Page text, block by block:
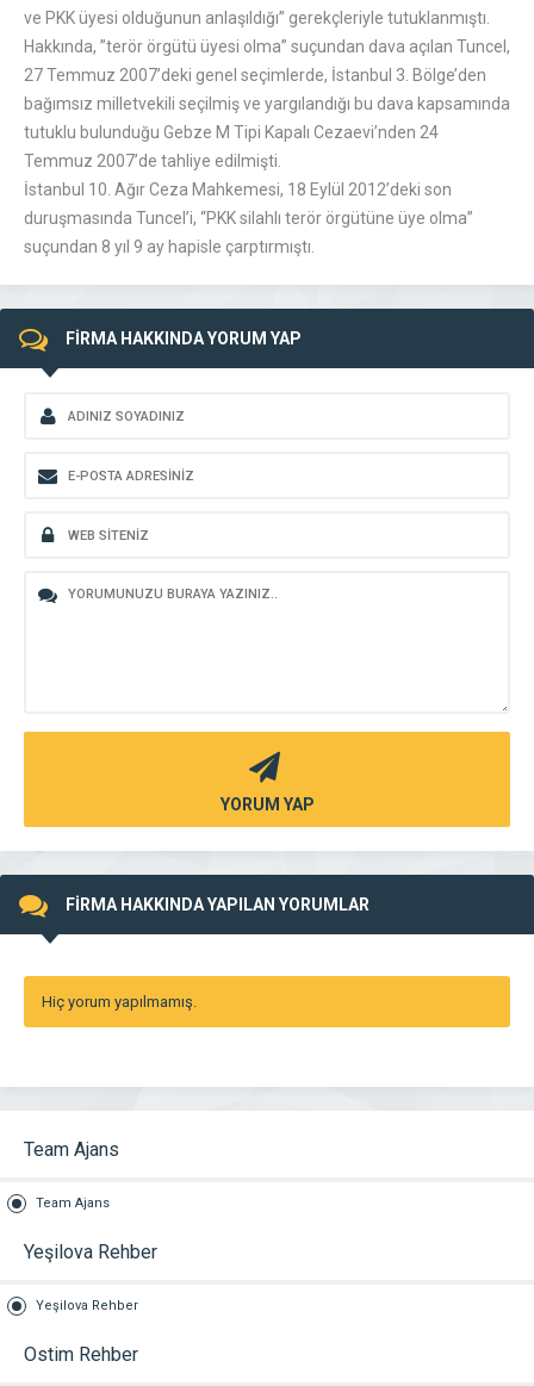
ve PKK üyesi olduğunun anlaşıldığı” gerekçleriyle tutuklanmıştı.
Hakkında, ”terör örgütü üyesi olma” suçundan dava açılan Tuncel,
27 Temmuz 2007’deki genel seçimlerde, İstanbul 3. Bölge’den
bağımsız milletvekili seçilmiş ve yargılandığı bu dava kapsamında
tutuklu bulunduğu Gebze M Tipi Kapalı Cezaevi’nden 24
Temmuz 2007’de tahliye edilmişti.
İstanbul 10. Ağır Ceza Mahkemesi, 18 Eylül 2012’deki son
duruşmasında Tuncel’i, “PKK silahlı terör örgütüne üye olma”
suçundan 8 yıl 9 ay hapisle çarptırmıştı.
FİRMA HAKKINDA YORUM YAP
YORUM YAP
FİRMA HAKKINDA YAPILAN YORUMLAR
Hiç yorum yapılmamış.
Team Ajans
Team Ajans
Yeşilova Rehber
Yeşilova Rehber
Ostim Rehber